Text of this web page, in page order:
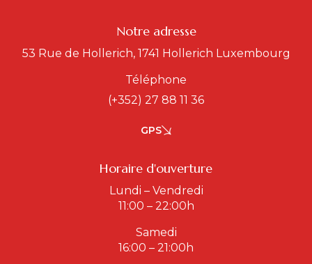
Notre adresse
53 Rue de Hollerich, 1741 Hollerich Luxembourg
Téléphone
(+352) 27 88 11 36
GPS
Horaire d'ouverture
Lundi – Vendredi
11:00 – 22:00h
Samedi
16:00 – 21:00h